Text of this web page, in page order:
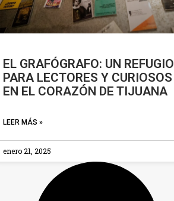
EL GRAFÓGRAFO: UN REFUGIO
PARA LECTORES Y CURIOSOS
EN EL CORAZÓN DE TIJUANA
LEER MÁS »
enero 21, 2025